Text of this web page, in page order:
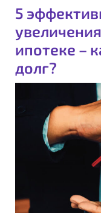
5
ипотеке –
долг?